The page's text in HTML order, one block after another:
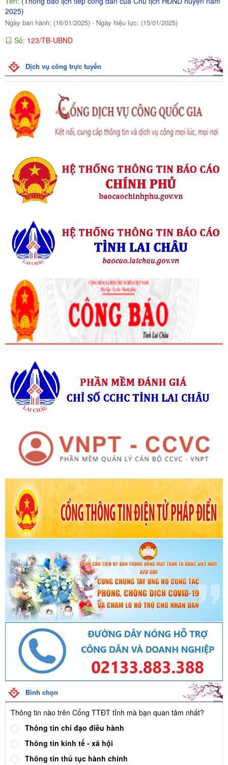
Tên:(Thông báo lịch tiếp công dân năm 2025 của UBND huyện)
Ngày ban hành: (14/01/2025)
Số: 10/TB-TTGDNN-GDTX
2024-2025)
Ngày ban hành: (10/01/2025)
Số:10/TB-TTGDNN-GDTX
Tên:(Thông báo về việc hợp đồng giáo viên học kỳ II năm học
2024-2025)
Ngày ban hành: (10/01/2025)
Dịch vụ công trực tuyến
Bình chọn
Thông tin nào trên Cổng TTĐT tỉnh mà bạn quan tâm nhất?
Thông tin chỉ đạo điều hành
Thông tin kinh tế - xã hội
Thông tin thủ tục hành chính